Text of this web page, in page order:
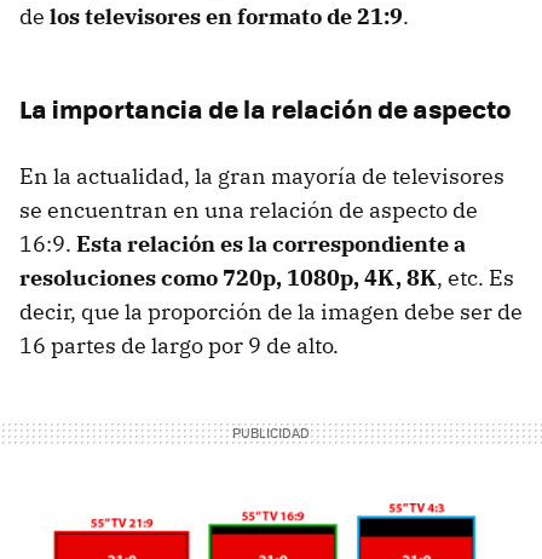
de los televisores en formato de 21:9.
La importancia de la relación de aspecto
En la actualidad, la gran mayoría de televisores
se encuentran en una relación de aspecto de
16:9. Esta relación es la correspondiente a
resoluciones como 720p, 1080p, 4K, 8K, etc. Es
decir, que la proporción de la imagen debe ser de
16 partes de largo por 9 de alto.